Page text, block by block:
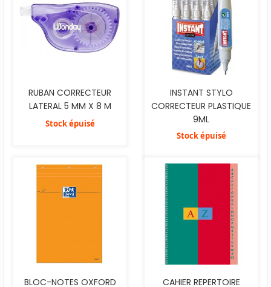
RUBAN CORRECTEUR
LATERAL 5 MM X 8 M
Stock épuisé
INSTANT STYLO
CORRECTEUR PLASTIQUE
9ML
Stock épuisé
BLOC-NOTES OXFORD CAHIER REPERTOIRE